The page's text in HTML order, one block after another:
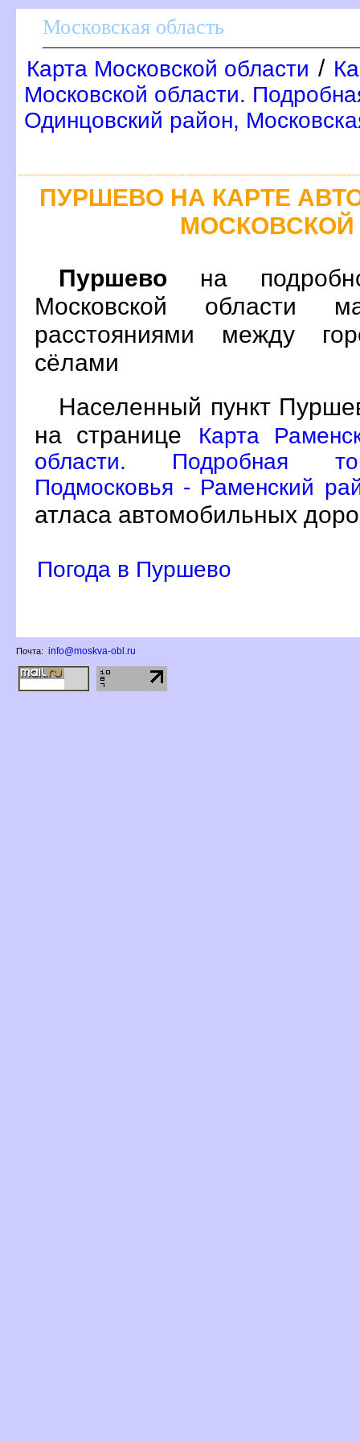
Московская область
Карта Московской области /
Московской области.
Одинцовский район,
ПУРШЕВО НА КАРТЕ
МОСКОВСКОЙ
Пуршево на
Московской области
расстояниями между
сёлами
Населенный пункт
на странице
Карта
области. Подробная
Подмосковья - Раменский
атласа автомобильных
Погода в Пуршево
Почта: info@moskva-obl.ru